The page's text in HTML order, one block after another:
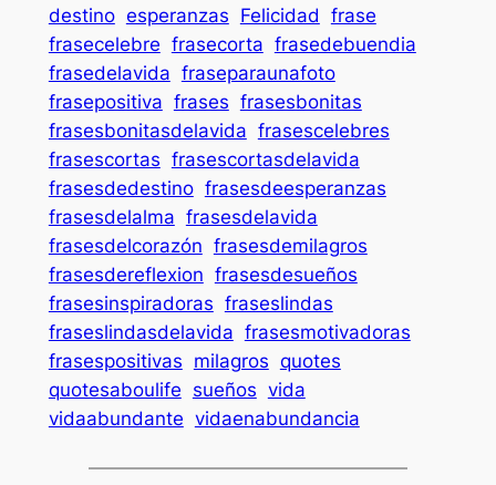
destino esperanzas Felicidad frase
frasecelebre frasecorta frasedebuendia
frasedelavida fraseparaunafoto
frasepositiva frases frasesbonitas
frasesbonitasdelavida frasescelebres
frasescortas frasescortasdelavida
frasesdedestino frasesdeesperanzas
frasesdelalma frasesdelavida
frasesdelcorazón frasesdemilagros
frasesdereflexion frasesdesueños
frasesinspiradoras fraseslindas
fraseslindasdelavida frasesmotivadoras
frasespositivas milagros quotes
quotesaboulife sueños vida
vidaabundante vidaenabundancia